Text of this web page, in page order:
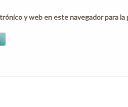
y web en este navegador para la